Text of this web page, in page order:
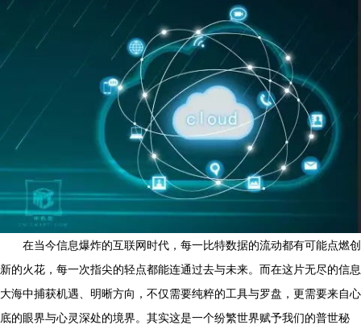
在当今信息爆炸的互联网时代，每一比特数据的流动都有可能点燃创
新的火花，每一次指尖的轻点都能连通过去与未来。而在这片无尽的信息
大海中捕获机遇、明晰方向，不仅需要纯粹的工具与罗盘，更需要来自心
底的眼界与心灵深处的境界。其实这是一个纷繁世界赋予我们的普世秘